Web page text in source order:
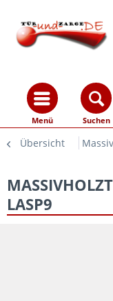
Menü Suchen
Übersicht
LASP9